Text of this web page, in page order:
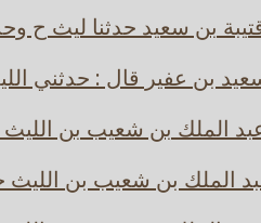
بن سعيد حدثنا ليث ح
بن عفير قال : حدثني
الملك بن شعيب بن
الملك بن شعيب بن الليث